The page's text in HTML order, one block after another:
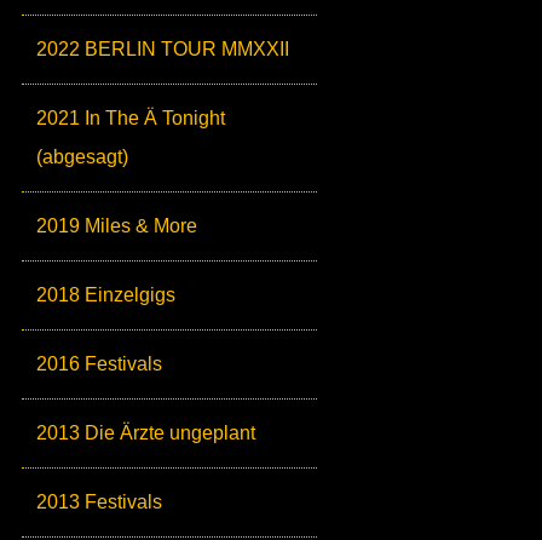
2022 BERLIN TOUR MMXXII
2021 In The Ä Tonight
(abgesagt)
2019 Miles & More
2018 Einzelgigs
2016 Festivals
2013 Die Ärzte ungeplant
2013 Festivals